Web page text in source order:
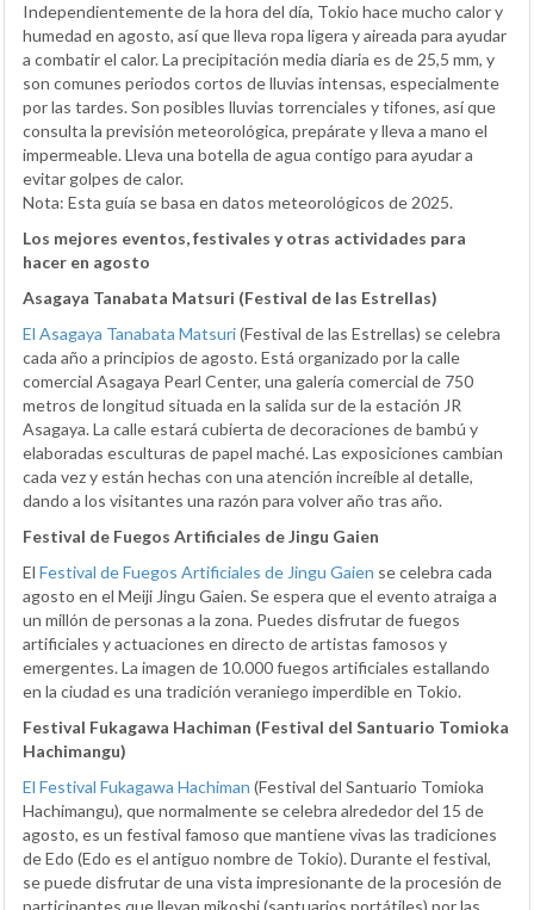
Independientemente de la hora del día, Tokio hace mucho calor y
humedad en agosto, así que lleva ropa ligera y aireada para ayudar
a combatir el calor. La precipitación media diaria es de 25,5 mm, y
son comunes periodos cortos de lluvias intensas, especialmente
por las tardes. Son posibles lluvias torrenciales y tifones, así que
consulta la previsión meteorológica, prepárate y lleva a mano el
impermeable. Lleva una botella de agua contigo para ayudar a
evitar golpes de calor.
Nota: Esta guía se basa en datos meteorológicos de 2025.
Los mejores eventos, festivales y otras actividades para
hacer en agosto
Asagaya Tanabata Matsuri (Festival de las Estrellas)
El Asagaya Tanabata Matsuri(Festival de las Estrellas) se celebra
cada año a principios de agosto. Está organizado por la calle
comercial Asagaya Pearl Center, una galería comercial de 750
metros de longitud situada en la salida sur de la estación JR
Asagaya. La calle estará cubierta de decoraciones de bambú y
elaboradas esculturas de papel maché. Las exposiciones cambian
cada vez y están hechas con una atención increíble al detalle,
dando a los visitantes una razón para volver año tras año.
Festival de Fuegos Artificiales de Jingu Gaien
El Festival de Fuegos Artificiales de Jingu Gaien se celebra cada
agosto en el Meiji Jingu Gaien. Se espera que el evento atraiga a
un millón de personas a la zona. Puedes disfrutar de fuegos
artificiales y actuaciones en directo de artistas famosos y
emergentes. La imagen de 10.000 fuegos artificiales estallando
en la ciudad es una tradición veraniego imperdible en Tokio.
Festival Fukagawa Hachiman (Festival del Santuario Tomioka
Hachimangu)
El Festival Fukagawa Hachiman (Festival del Santuario Tomioka
Hachimangu), que normalmente se celebra alrededor del 15 de
agosto, es un festival famoso que mantiene vivas las tradiciones
de Edo (Edo es el antiguo nombre de Tokio). Durante el festival,
se puede disfrutar de una vista impresionante de la procesión de